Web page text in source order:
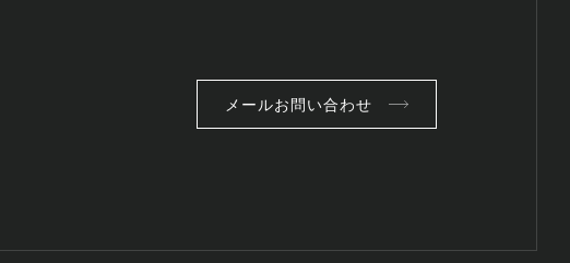
メールお問い合わせ